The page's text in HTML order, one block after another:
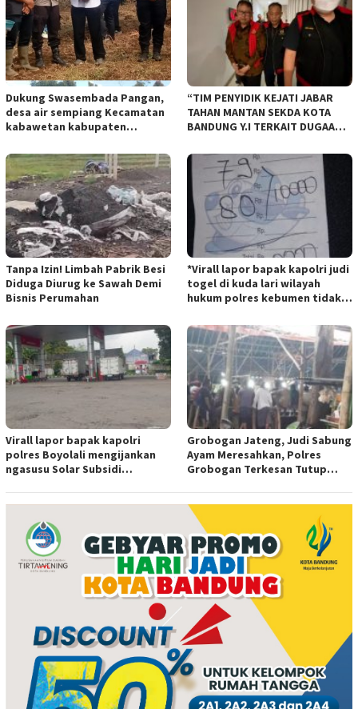
Dukung Swasembada Pangan,
desa air sempiang Kecamatan
kabawetan kabupaten
28 mei 2025
“TIM PENYIDIK KEJATI JABAR
TAHAN MANTAN SEKDA KOTA
BANDUNG Y.I TERKAIT DUGAAN
BANDUNG”.
Tanpa Izin! Limbah Pabrik Besi
Diduga Diurug ke Sawah Demi
Bisnis Perumahan
*Virall lapor bapak kapolri judi
togel di kuda lari wilayah
hukum polres kebumen tidak
Virall lapor bapak kapolri
polres Boyolali mengijankan
ngasusu Solar Subsidi
Grobogan Jateng, Judi Sabung
Ayam Meresahkan, Polres
Grobogan Terkesan Tutup